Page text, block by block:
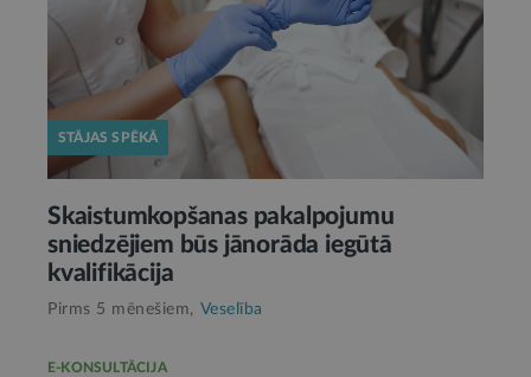
STĀJAS SPĒKĀ
Skaistumkopšanas pakalpojumu
sniedzējiem būs jānorāda iegūtā
kvalifikācija
Pirms 5 mēnešiem, Veselība
E-KONSULTĀCIJA